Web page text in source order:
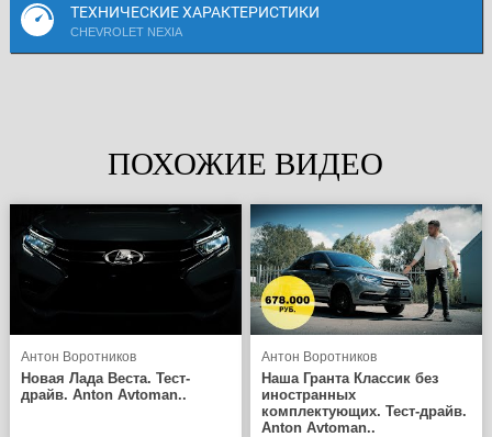
ТЕХНИЧЕСКИЕ ХАРАКТЕРИСТИКИ
CHEVROLET NEXIA
ПОХОЖИЕ ВИДЕО
Антон Воротников
Новая Лада Веста. Тест-
драйв. Anton Avtoman..
Антон Воротников
Наша Гранта Классик без
иностранных
комплектующих. Тест-драйв.
Anton Avtoman..